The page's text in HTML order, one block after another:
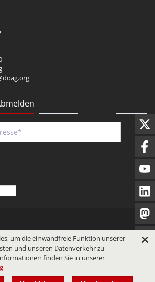
Nutzungsbedingungen
um die einwandfreie Funktion unserer
und unseren Datenverkehr zu
finden Sie in unserer